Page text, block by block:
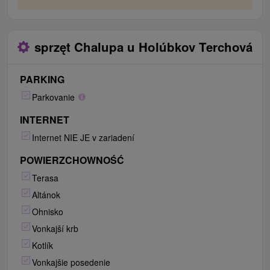
sprzęt Chalupa u Holúbkov Terchová
PARKING
Parkovanie
INTERNET
Internet NIE JE v zariadení
POWIERZCHOWNOŚĆ
Terasa
Altánok
Ohnisko
Vonkajší krb
Kotlík
Vonkajšie posedenie